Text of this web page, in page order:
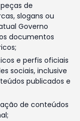
de
slogans ou
Governo
documentos
e perfis oficiais
sociais, inclusive
publicados e
de conteúdos